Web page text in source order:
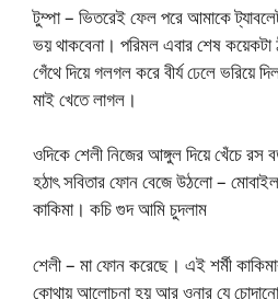
টুম্পা – ভিতরেই ফেল পরে আমাকে
ভয় থাকবেনা। পরিমল এবার শেষ কয়েকটা
গেঁথে দিয়ে গলগল করে বীর্য ঢেলে
মাই খেতে লাগল।
ওদিকে শেলী নিজের আঙ্গুল দিয়ে খেঁচে রস
হঠাৎ সবিতার ফোন বেজে উঠলো –
কাকিমা। কচি গুদ আমি চুদলাম
শেলী – মা ফোন করেছে। এই শর্মী
কোথায় আলোচনা হয় আর ওনার যে